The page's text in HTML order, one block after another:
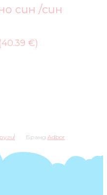
син /син
€)
Бранд Adbor